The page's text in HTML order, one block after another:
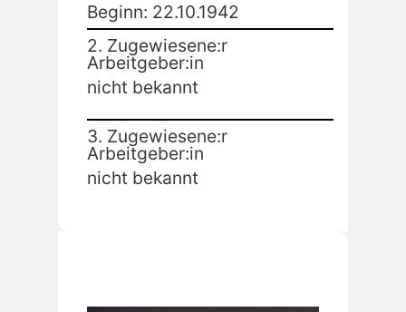
Beginn: 22.10.1942
2. Zugewiesene:r
Arbeitgeber:in
nicht bekannt
3. Zugewiesene:r
Arbeitgeber:in
nicht bekannt